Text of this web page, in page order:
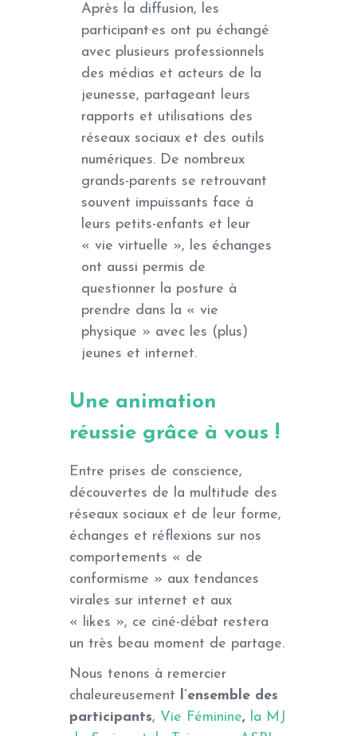
Après la diffusion, les
participant·es ont pu échangé
avec plusieurs professionnels
des médias et acteurs de la
jeunesse, partageant leurs
rapports et utilisations des
réseaux sociaux et des outils
numériques. De nombreux
grands-parents se retrouvant
souvent impuissants face à
leurs petits-enfants et leur
« vie virtuelle », les échanges
ont aussi permis de
questionner la posture à
prendre dans la « vie
physique » avec les (plus)
jeunes et internet.
Une animation
réussie grâce à vous !
Entre prises de conscience,
découvertes de la multitude des
réseaux sociaux et de leur forme,
échanges et réflexions sur nos
comportements « de
conformisme » aux tendances
virales sur internet et aux
« likes », ce ciné-débat restera
un très beau moment de partage.
Nous tenons à remercier
chaleureusement l’ensemble des
participants, Vie Féminine, la MJ